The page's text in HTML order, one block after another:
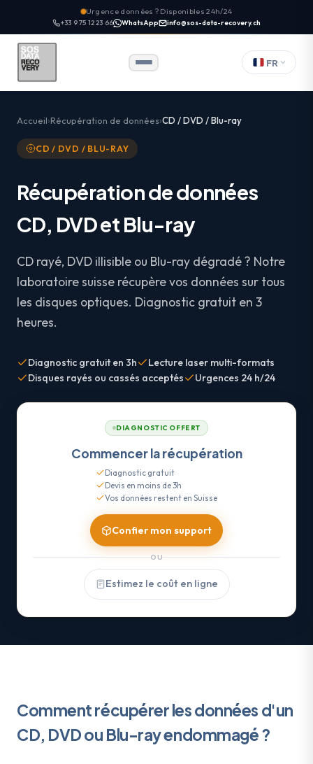
Urgence données ? Disponibles 24h/24
+33 9 75 12 23 66 WhatsApp info@sos-data-recovery.ch
FR
Accueil Récupération de données CD / DVD / Blu-ray
CD / DVD / BLU-RAY
Récupération de données
CD, DVD et Blu-ray
CD rayé, DVD illisible ou Blu-ray dégradé ? Notre
laboratoire suisse récupère vos données sur tous
les disques optiques. Diagnostic gratuit en 3
heures.
Diagnostic gratuit en 3h
Lecture laser multi-formats
Disques rayés ou cassés acceptés
Urgences 24 h/24
DIAGNOSTIC OFFERT
Commencer la récupération
Diagnostic gratuit
Devis en moins de 3h
Vos données restent en Suisse
Confier mon support
OU
Estimez le coût en ligne
Comment récupérer les données d'un
CD, DVD ou Blu-rayendommagé ?